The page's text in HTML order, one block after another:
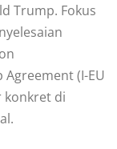
Trump. Fokus
(I-EU
konkret di